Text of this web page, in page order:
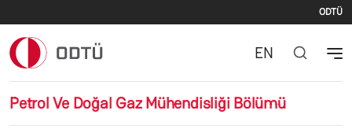
ODTÜ
Petrol Ve Doğal Gaz Mühendisliği Bölümü
EN